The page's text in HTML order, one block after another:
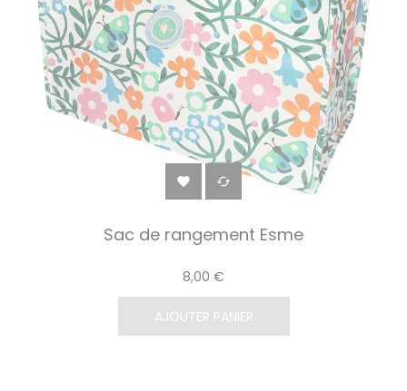
 
Sac de rangement Esme
8,00 €
AJOUTER PANIER